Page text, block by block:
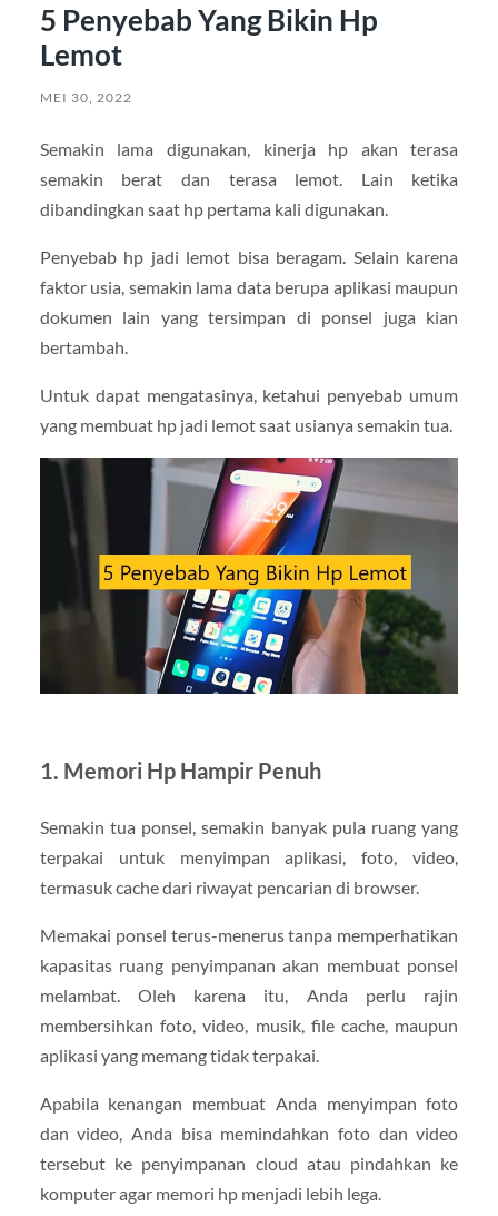
5 Penyebab Yang Bikin Hp
Lemot
MEI 30, 2022
Semakin lama digunakan, kinerja hp akan terasa
semakin berat dan terasa lemot. Lain ketika
dibandingkan saat hp pertama kali digunakan.
Penyebab hp jadi lemot bisa beragam. Selain karena
faktor usia, semakin lama data berupa aplikasi maupun
dokumen lain yang tersimpan di ponsel juga kian
bertambah.
Untuk dapat mengatasinya, ketahui penyebab umum
yang membuat hp jadi lemot saat usianya semakin tua.
1. Memori Hp Hampir Penuh
Semakin tua ponsel, semakin banyak pula ruang yang
terpakai untuk menyimpan aplikasi, foto, video,
termasuk cache dari riwayat pencarian di browser.
Memakai ponsel terus-menerus tanpa memperhatikan
kapasitas ruang penyimpanan akan membuat ponsel
melambat. Oleh karena itu, Anda perlu rajin
membersihkan foto, video, musik, file cache, maupun
aplikasi yang memang tidak terpakai.
Apabila kenangan membuat Anda menyimpan foto
dan video, Anda bisa memindahkan foto dan video
tersebut ke penyimpanan cloud atau pindahkan ke
komputer agar memori hp menjadi lebih lega.